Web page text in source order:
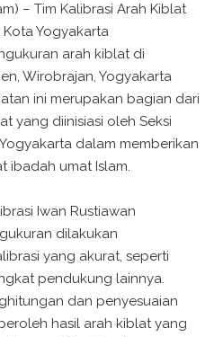
– Tim Kalibrasi Arah Kiblat
Yogyakarta
arah kiblat di
Wirobrajan, Yogyakarta
ini merupakan bagian dari
yang diinisiasi oleh Seksi
dalam memberikan
ibadah umat Islam.
Iwan Rustiawan
dilakukan
yang akurat, seperti
pendukung lainnya.
dan penyesuaian
hasil arah kiblat yang